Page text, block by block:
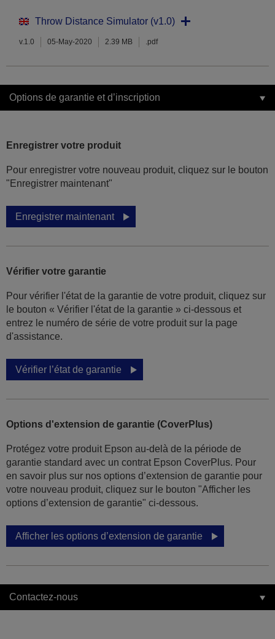
Throw Distance Simulator (v1.0)
v.1.0 05-May-2020 2.39 MB .pdf
Options de garantie et d’inscription
Enregistrer votre produit
Pour enregistrer votre nouveau produit, cliquez sur le bouton
"Enregistrer maintenant"
Enregistrer maintenant
Vérifier votre garantie
Pour vérifier l'état de la garantie de votre produit, cliquez sur
le bouton « Vérifier l'état de la garantie » ci-dessous et
entrez le numéro de série de votre produit sur la page
d'assistance.
Vérifier l’état de garantie
Options d'extension de garantie (CoverPlus)
Protégez votre produit Epson au-delà de la période de
garantie standard avec un contrat Epson CoverPlus. Pour
en savoir plus sur nos options d’extension de garantie pour
votre nouveau produit, cliquez sur le bouton "Afficher les
options d’extension de garantie" ci-dessous.
Afficher les options d’extension de garantie
Contactez-nous